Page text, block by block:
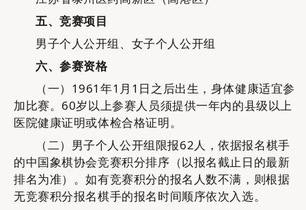
五、竞赛项目
男子个人公开组、女子个人公开组
六、参赛资格
（一） 1961年1月1日之后出生，身体健康适宜参
加比赛。60岁以上参赛人员须提供一年内的县级以上
医院健康证明或体检合格证明。
（二） 男子个人公开组限报62人，依据报名棋手
的中国象棋协会竞赛积分排序（以报名截止日的最新
排名为准）。如有竞赛积分的报名人数不满，则根据
无竞赛积分报名棋手的报名时间顺序依次入选。